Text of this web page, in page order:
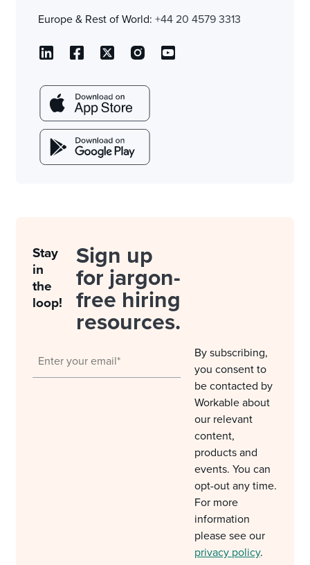
Europe & Rest of World: +44 20 4579 3313
Stay
in
the
loop!
Sign up
for jargon-
free hiring
resources.
By subscribing,
you consent to
be contacted by
Workable about
our relevant
content,
products and
events. You can
opt-out any time.
For more
information
please see our
privacy policy.